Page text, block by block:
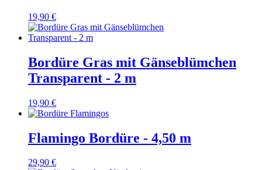
19,90 €
Bordüre Gras mit Gänseblümchen
Transparent - 2 m
19,90 €
Flamingo Bordüre - 4,50 m
29,90 €